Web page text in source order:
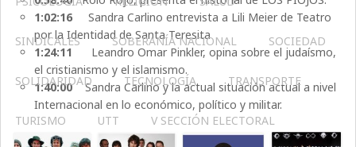
SINDICALES SOBERANÍA NACIONAL SOCIEDAD
SOLIDARIDAD TECNOLOGÍA TRANSPORTE
TURISMO UTT V SECCIÓN ELECTORAL
1:02:16Sandra Carlino entrevista a Lili Meier de Teatro
por la Identidad de Santa Teresita
1:24:11 Leandro Omar Pinkler, opina sobre el judaísmo,
el cristianismo y el islamismo.
1:40:00Sandra Carlino y la actual situación actual a nivel
Internacional en lo económico, político y militar.